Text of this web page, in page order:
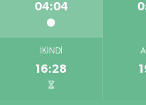
04:04
İKINDI
16:28